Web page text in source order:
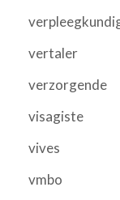
vertaler
verzorgende
visagiste
vives
vmbo